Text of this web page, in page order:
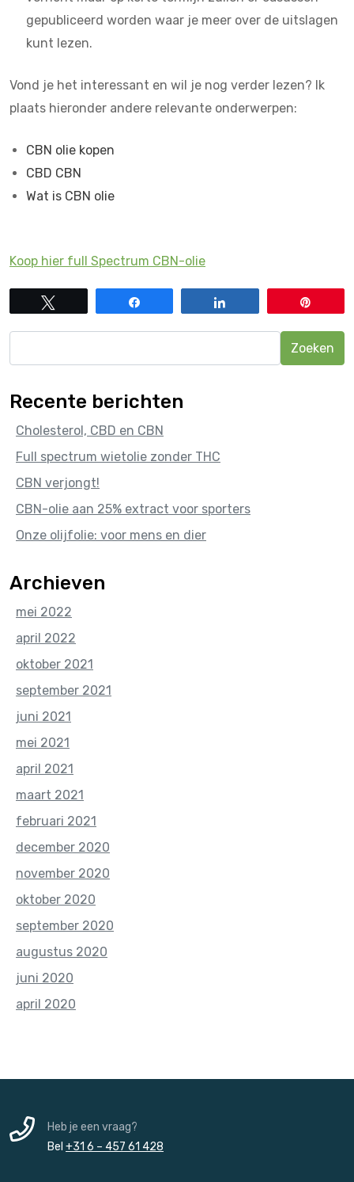
gepubliceerd worden waar je meer over de uitslagen
kunt lezen.
Vond je het interessant en wil je nog verder lezen? Ik
plaats hieronder andere relevante onderwerpen:
CBN olie kopen
CBD CBN
Wat is CBN olie
Koop hier full Spectrum CBN-olie
naar:
Recente berichten
Cholesterol, CBD en CBN
Full spectrum wietolie zonder THC
CBN verjongt!
CBN-olie aan 25% extract voor sporters
Onze olijfolie: voor mens en dier
Archieven
mei 2022
april 2022
oktober 2021
september 2021
juni 2021
mei 2021
april 2021
maart 2021
februari 2021
december 2020
november 2020
oktober 2020
september 2020
augustus 2020
juni 2020
april 2020
Heb je een vraag?
Bel +31 6 – 457 61 428